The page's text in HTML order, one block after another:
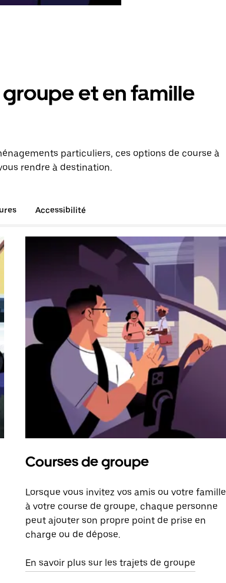
et en famille
particuliers, ces options de course à
rendre à destination.
Accessibilité
Courses de groupe
Lorsque vous invitez vos amis ou votre famille
à votre course de groupe, chaque personne
peut ajouter son propre point de prise en
charge ou de dépose.
En savoir plus sur les trajets de groupe